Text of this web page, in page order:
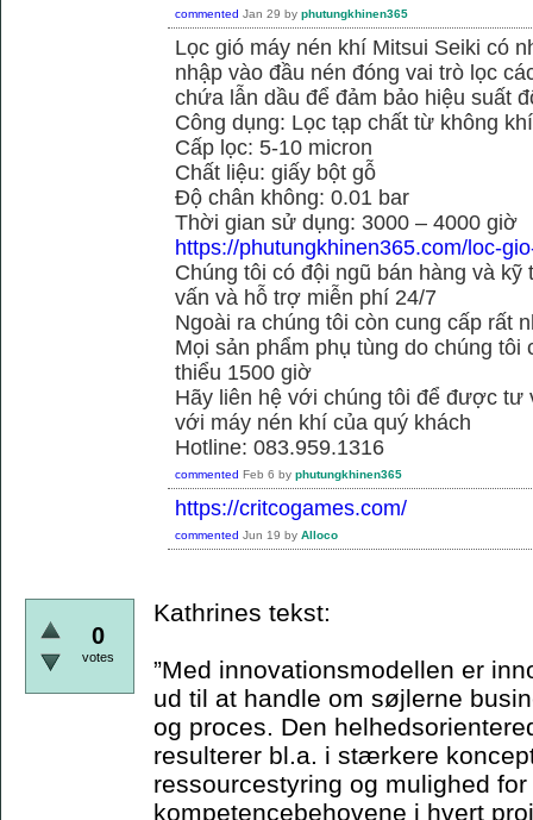
commented Jan 29 by phutungkhinen365
Lọc gió máy nén khí Mitsui Seiki có
nhập vào đầu nén đóng vai trò lọc
chứa lẫn dầu để đảm bảo hiệu suất
Công dụng: Lọc tạp chất từ không
Cấp lọc: 5-10 micron
Chất liệu: giấy bột gỗ
Độ chân không: 0.01 bar
Thời gian sử dụng: 3000 – 4000 giờ
https://phutungkhinen365.com/loc-
Chúng tôi có đội ngũ bán hàng và
vấn và hỗ trợ miễn phí 24/7
Ngoài ra chúng tôi còn cung cấp rất
Mọi sản phẩm phụ tùng do chúng
thiểu 1500 giờ
Hãy liên hệ với chúng tôi để được tư
với máy nén khí của quý khách
Hotline: 083.959.1316
commented Feb 6 by phutungkhinen365
https://critcogames.com/
commented Jun 19 by Alloco
0
votes
Kathrines tekst:
”Med innovationsmodellen er
ud til at handle om søjlerne
og proces. Den
resulterer bl.a. i stærkere
ressourcestyring og mulighed
kompetencebehovene i hvert